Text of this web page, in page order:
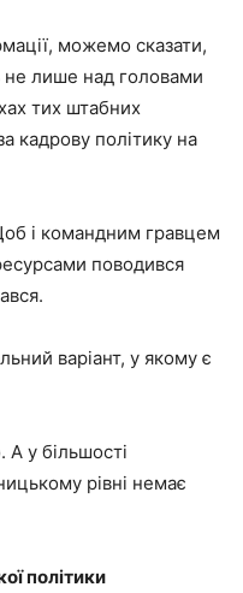
можемо сказати,
не лише над головами
тих штабних
кадрову політику на
і командним гравцем
поводився
варіант, у якому є
А у більшості
рівні немає
політики